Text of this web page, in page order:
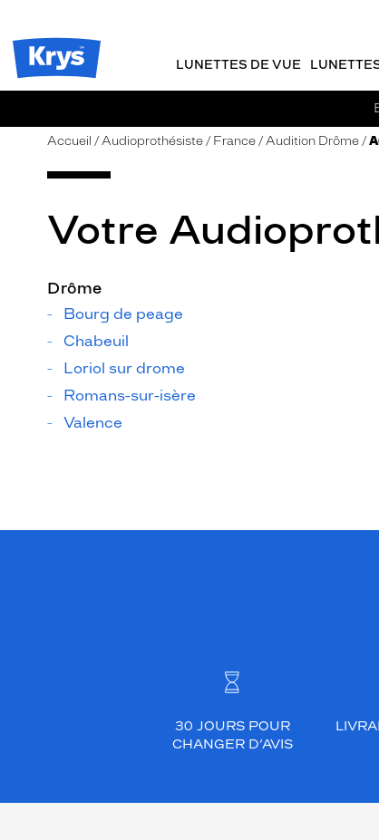
Opticien
Krys
LUNETTES DE VUE
Accueil Audioprothésiste France Audition Drôme
Votre
Drôme
Bourg de peage
Chabeuil
Loriol sur drome
Romans-sur-isère
Valence
30 JOURS POUR
CHANGER D’AVIS